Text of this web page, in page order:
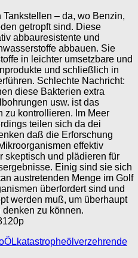
– da, wo Benzin,
getropft sind. Diese
abbauresistente und
abbauen. Sie
in leichter umsetzbare und
und schließlich in
Schlechte Nachricht:
diese Bakterien extra
usw. ist das
zu kontrollieren. Im Meer
teilen sich da dei
daß die Erforschung
effektiv
skeptisch und plädieren für
Einig sind sie sich
austretenden Menge im Golf
überfordert sind und
werden muß, um überhaupt
zu können.
ÖLkatastropheölverzehrende